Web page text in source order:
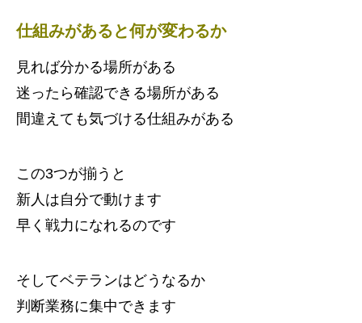
仕組みがあると何が変わるか
見れば分かる場所がある
迷ったら確認できる場所がある
間違えても気づける仕組みがある
この3つが揃うと
新人は自分で動けます
早く戦力になれるのです
そしてベテランはどうなるか
判断業務に集中できます